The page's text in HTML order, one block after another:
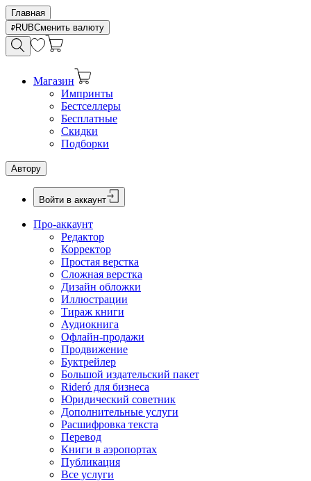
Главная
RUBСменить валюту
Магазин
Импринты
Бестселлеры
Бесплатные
Скидки
Подборки
Автору
Войти в аккаунт
Про-аккаунт
Редактор
Корректор
Простая верстка
Сложная верстка
Дизайн обложки
Иллюстрации
Тираж книги
Аудиокнига
Офлайн-продажи
Продвижение
Буктрейлер
Большой издательский пакет
Rideró для бизнеса
Юридический советник
Дополнительные услуги
Расшифровка текста
Перевод
Книги в аэропортах
Публикация
Все услуги